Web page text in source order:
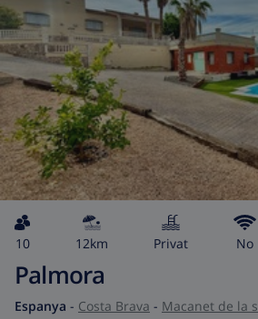
10 12km Privat No
Palmora
Espanya - Costa Brava - Macanet de la